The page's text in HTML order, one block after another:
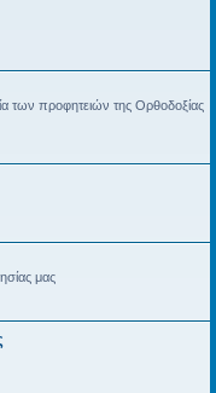
των προφητειών της Ορθοδοξίας
μας